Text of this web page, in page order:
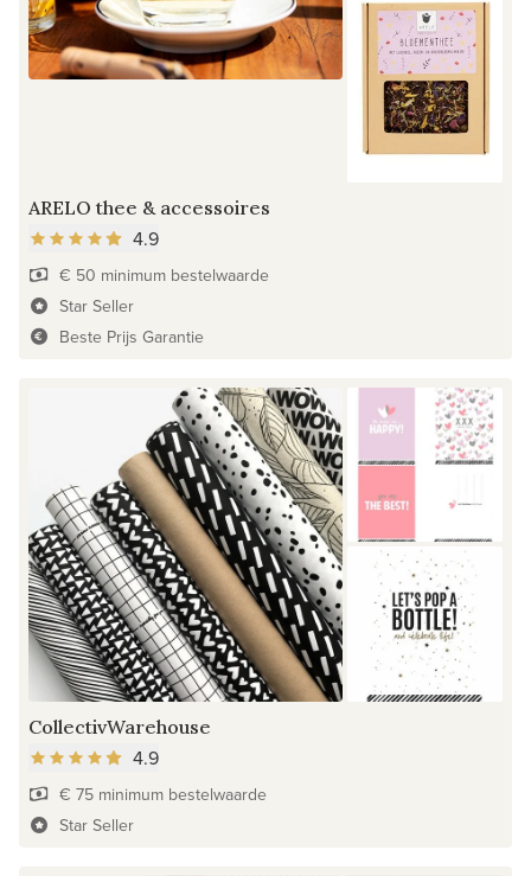
ARELO thee & accessoires
4.9
€ 50 minimum bestelwaarde
Star Seller
Beste Prijs Garantie
CollectivWarehouse
4.9
€ 75 minimum bestelwaarde
Star Seller